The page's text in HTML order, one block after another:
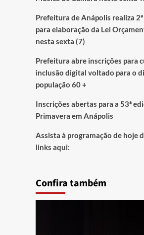
Prefeitura de Anápolis realiza
para elaboração da Lei
nesta sexta (7)
Prefeitura abre inscrições para
inclusão digital voltado para o
população 60 +
Inscrições abertas para a 53ª
Primavera em Anápolis
Assista à programação de hoje
links aqui:
Confira também